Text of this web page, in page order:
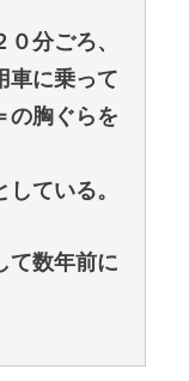
分ごろ、
車に乗って
の胸ぐらを
ている。
て数年前に